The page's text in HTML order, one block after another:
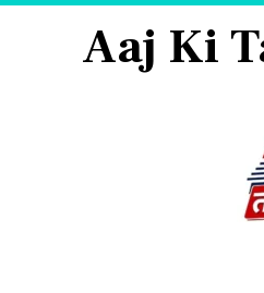
Aaj Ki